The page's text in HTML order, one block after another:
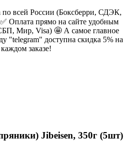
по всей России (Боксберри, СДЭК,
Оплата прямо на сайте удобным
Мир, Visa) 🤩 А самое главное
"telegram" доступна скидка 5% на
заказе!
Jibeisen, 350г (5шт)